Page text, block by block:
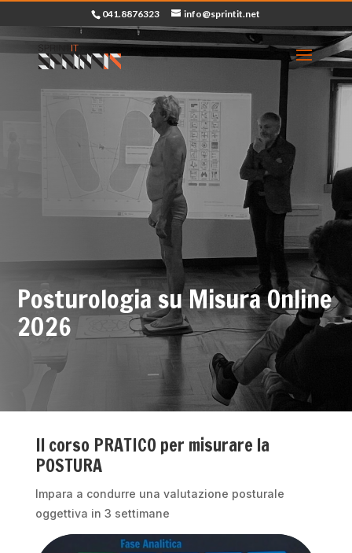
041.8876323 info@sprintit.net
Posturologia su Misura Online
2026
Il corso PRATICO per misurare la
POSTURA
Impara a condurre una valutazione posturale
oggettiva in 3 settimane